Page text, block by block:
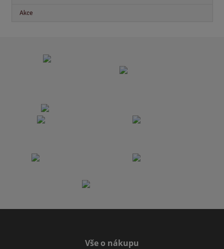
Akce
Vše o nákupu